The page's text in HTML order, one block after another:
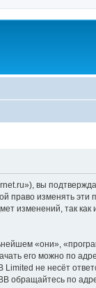
вы
право изменять
изменений, так
«они»,
его можно по
не несёт
обращайтесь по